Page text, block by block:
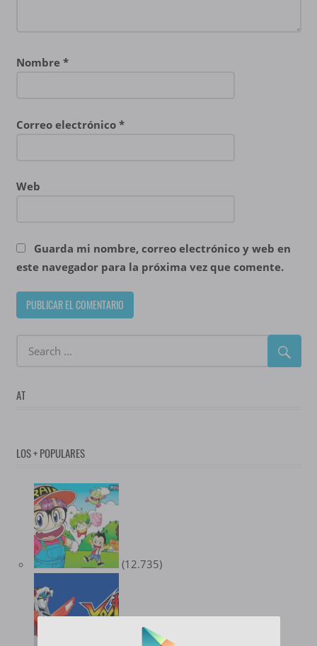
Nombre *
Correo electrónico *
Web
Guarda mi nombre, correo electrónico y web en
este navegador para la próxima vez que comente.
AT
LOS + POPULARES
(12.735)